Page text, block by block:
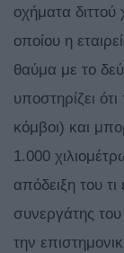
οχήματα
οποίου η
θαύμα με το
υποστηρίζει
κόμβοι) και
1.000
απόδειξη του τι
συνεργάτης
την